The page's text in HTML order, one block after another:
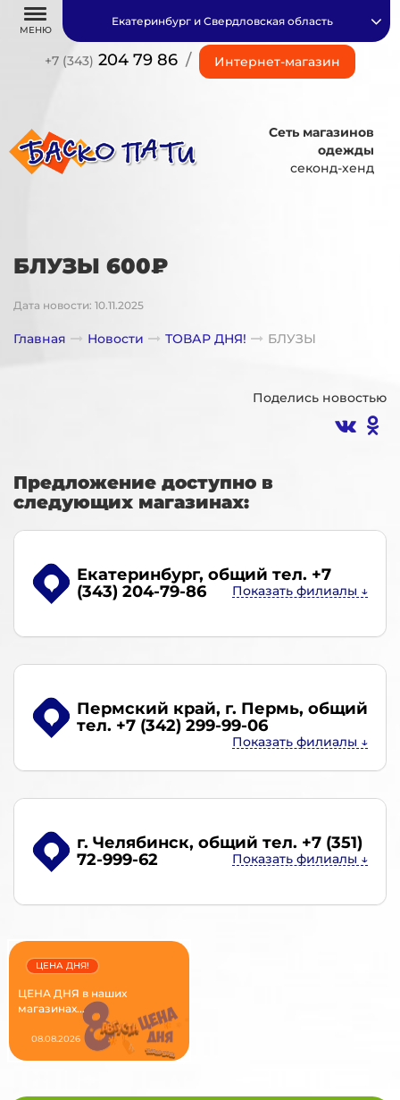
МЕНЮ
+7 (343) 204 79 86 / Интернет-магазин
Екатеринбург и Свердловская область
Сеть магазинов
одежды
секонд-хенд
БЛУЗЫ 600₽
Дата новости: 10.11.2025
Главная Новости ТОВАР ДНЯ! БЛУЗЫ
Поделись новостью
Предложение доступно в
следующих магазинах:
Екатеринбург, общий тел. +7
(343) 204-79-86
Пермский край, г. Пермь, общий
тел. +7 (342) 299-99-06
г. Челябинск, общий тел. +7 (351)
72-999-62
ЦЕНА ДНЯ в наших
магазинах...
ЦЕНА ДНЯ!
08.08.2026